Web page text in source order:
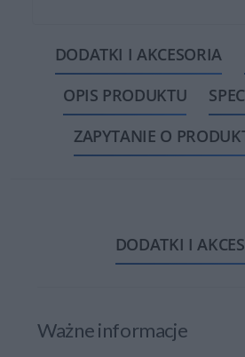
DODATKI I AKCESORIA
OPIS PRODUKTU
ZAPYTANIE O
DODATKI I
Ważne informacje